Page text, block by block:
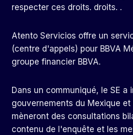
respecter ces droits. droits. .
Atento Servicios offre un
(centre d'appels) pour BBVA
groupe financier BBVA.
Dans un communiqué, le SE a
gouvernements du Mexique et
mèneront des consultations
contenu de l'enquête et les